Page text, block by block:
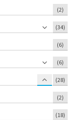
(2)
(34)
(6)
(6)
(28)
(2)
(18)